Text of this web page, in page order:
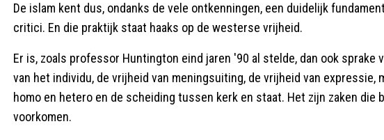
De islam kent dus, ondanks de vele ontkenningen, een duidelijk
critici. En die praktijk staat haaks op de westerse vrijheid.
Er is, zoals professor Huntington eind jaren '90 al stelde, dan ook sprake
van het individu, de vrijheid van meningsuiting, de vrijheid van expressie,
homo en hetero en de scheiding tussen kerk en staat. Het zijn zaken die
voorkomen.